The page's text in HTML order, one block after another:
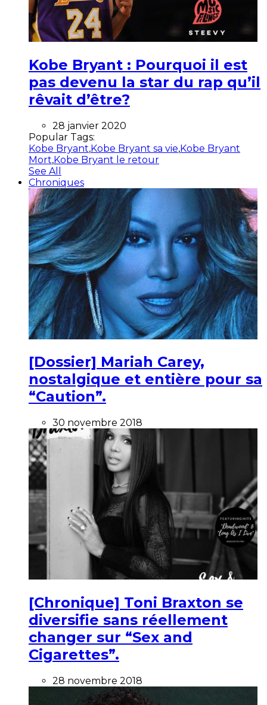
Kobe Bryant : Pourquoi il est
pas devenu la star du rap qu’il
rêvait d’être?
28 janvier 2020
Popular Tags:
Kobe Bryant,Kobe Bryant sa vie,Kobe Bryant
Mort,Kobe Bryant le retour
See All
Chroniques
[Dossier] Mariah Carey,
nostalgique et entière pour sa
“Caution”.
30 novembre 2018
[Chronique] Toni Braxton se
diversifie sans réellement
changer sur “Sex and
Cigarettes”.
28 novembre 2018